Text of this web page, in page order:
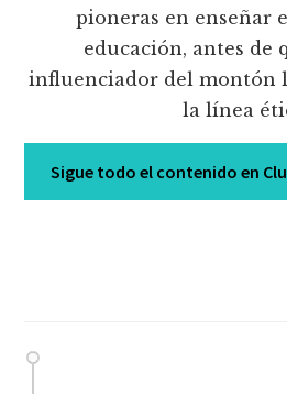
pioneras en enseñar
educación, antes de
influenciador del montón
la línea
Sigue todo el contenido en